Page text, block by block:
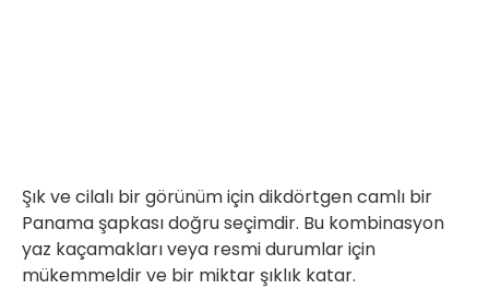
Şık ve cilalı bir görünüm için dikdörtgen camlı bir
Panama şapkası doğru seçimdir. Bu kombinasyon
yaz kaçamakları veya resmi durumlar için
mükemmeldir ve bir miktar şıklık katar.